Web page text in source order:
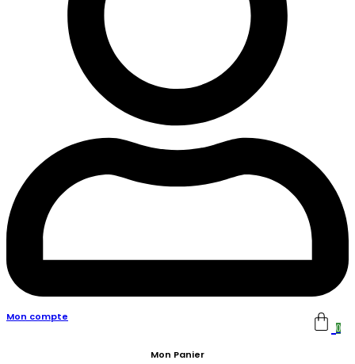
Mon compte
0
Mon Panier